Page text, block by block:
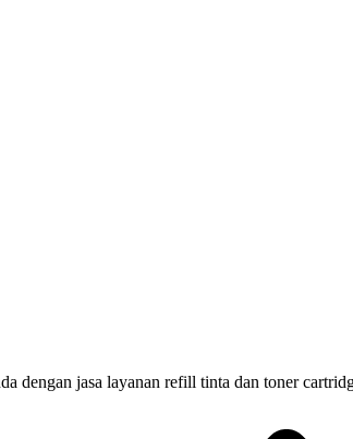
dengan jasa layanan refill tinta dan toner